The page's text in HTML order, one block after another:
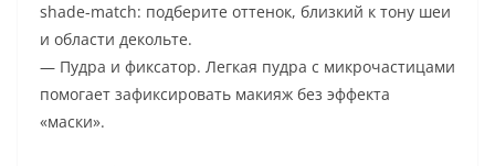
shade-match: подберите оттенок, близкий к тону шеи
и области декольте.
— Пудра и фиксатор. Легкая пудра с микрочастицами
помогает зафиксировать макияж без эффекта
«маски».